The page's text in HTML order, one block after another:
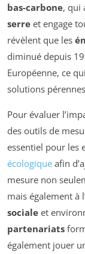
bas-carbone, qui
serre et engage
révèlent que les
diminué depuis
Européenne, ce
solutions
Pour évaluer
des outils de
essentiel pour les
écologique afin
mesure non
mais également à
sociale et
partenariats
également jouer